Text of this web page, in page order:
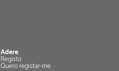
Adere
Registo
Quero registar-me